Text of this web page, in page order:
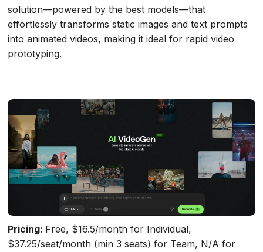
solution—powered by the best models—that
effortlessly transforms static images and text prompts
into animated videos, making it ideal for rapid video
prototyping.
Pricing: Free, $16.5/month for Individual,
$37.25/seat/month (min 3 seats) for Team, N/A for